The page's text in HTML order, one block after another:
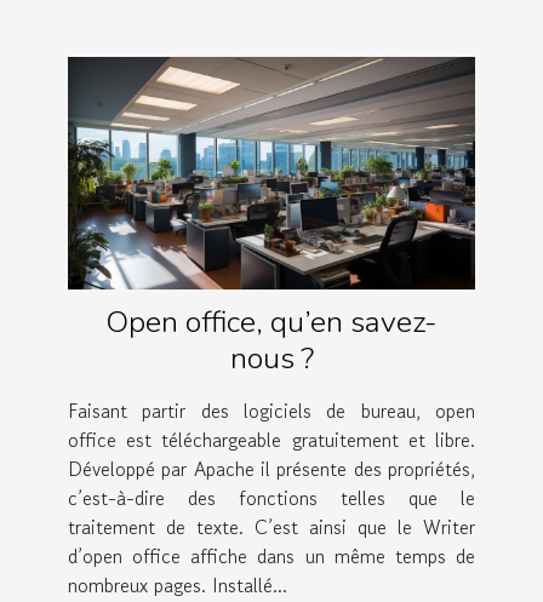
Open office, qu’en savez-
nous ?
Faisant partir des logiciels de bureau, open
office est téléchargeable gratuitement et libre.
Développé par Apache il présente des propriétés,
c’est-à-dire des fonctions telles que le
traitement de texte. C’est ainsi que le Writer
d’open office affiche dans un même temps de
nombreux pages. Installé...